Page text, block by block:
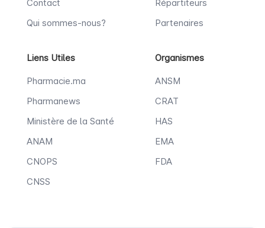
Contact
Qui sommes-nous?
Répartiteurs
Partenaires
Liens Utiles
Pharmacie.ma
Pharmanews
Ministère de la Santé
ANAM
CNOPS
CNSS
Organismes
ANSM
CRAT
HAS
EMA
FDA